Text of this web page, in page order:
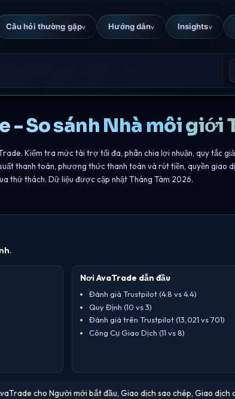
Câu hỏi thường gặpv Hướng dẫnv Insightsv
- So sánh Nhà môi giới
Kiểm tra mức tài trợ tối đa, phân chia lợi nhuận, quy tắc
thanh toán, phương thức thanh toán và rút tiền, quyền giao
thử thách. Dữ liệu được cập nhật Tháng Tám 2026.
Nơi AvaTrade dẫn đầu
Đánh giá Trustpilot (4.8 vs 4.4)
Quy Định (10 vs 3)
Đánh giá trên Trustpilot (13,021 vs 701)
Công Cụ Giao Dịch (11 vs 8)
cho Người mới bắt đầu, Giao dịch sao chép, Giao dịch